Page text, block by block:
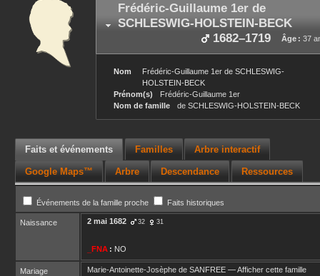
Frédéric-Guillaume 1er de
SCHLESWIG-HOLSTEIN-BECK
Âge : 37
1682–1719
Nom Frédéric-Guillaume 1er de SCHLESWIG-
HOLSTEIN-BECK
Prénom(s)
Frédéric-Guillaume 1er
Nom de famille
de SCHLESWIG-HOLSTEIN-BECK
Faits et événements Familles Arbre interactif
Google Maps™ Arbre Descendance Ressources
Événements de la famille proche Faits historiques
Naissance 2 mai 1682 32 31
_FNA : NO
Mariage Marie-Antoinette-Josèphe de SANFREE —Afficher cette famille